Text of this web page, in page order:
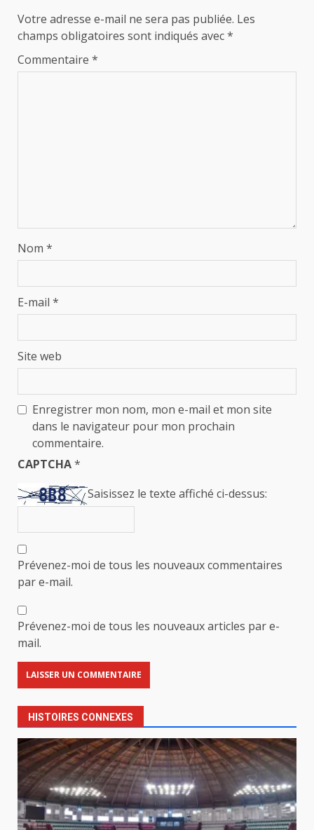
Votre adresse e-mail ne sera pas publiée. Les
champs obligatoires sont indiqués avec*
Commentaire *
Nom *
E-mail *
Site web
Enregistrer mon nom, mon e-mail et mon site
dans le navigateur pour mon prochain
commentaire.
CAPTCHA*
Saisissez le texte affiché ci-dessus:
Prévenez-moi de tous les nouveaux commentaires
par e-mail.
Prévenez-moi de tous les nouveaux articles par e-
mail.
HISTOIRES CONNEXES